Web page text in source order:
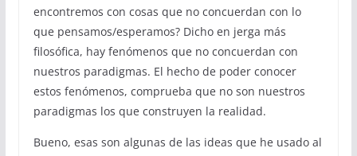
encontremos con cosas que no concuerdan con lo
que pensamos/esperamos? Dicho en jerga más
filosófica, hay fenómenos que no concuerdan con
nuestros paradigmas. El hecho de poder conocer
estos fenómenos, comprueba que no son nuestros
paradigmas los que construyen la realidad.
Bueno, esas son algunas de las ideas que he usado al